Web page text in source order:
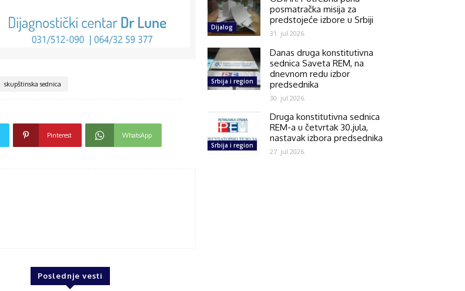
skupštinska sednica
Pinterest WhatsApp
Dijalog
posmatračka misija za
predstojeće izbore u Srbiji
31. jul 2026.
Srbija i region
Danas druga konstitutivna
sednica Saveta REM, na
dnevnom redu izbor
predsednika
30. jul 2026.
Srbija i region
Druga konstitutivna sednica
REM-a u četvrtak 30.jula,
nastavak izbora predsednika
27. jul 2026.
Poslednje vesti